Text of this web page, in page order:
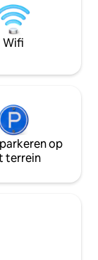
van wijngaarden.
voor een plons.
Wifi
op
terrein